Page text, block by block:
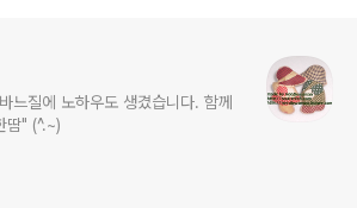
느질에 노하우도 생겼습니다. 함께
해요. "사랑한땀" "행복한땀" (^.~)